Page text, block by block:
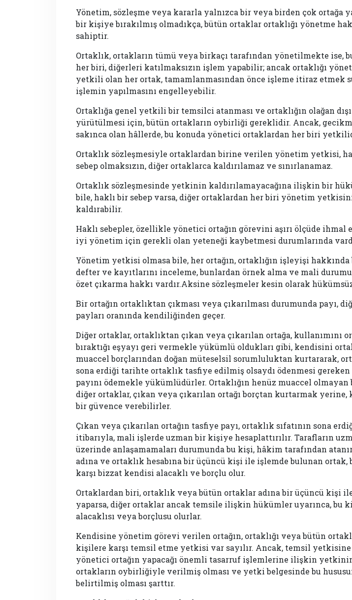
Yönetim, sözleşme veya kararla yalnızca bir veya birden çok ortağa
bir kişiye bırakılmış olmadıkça, bütün ortaklar ortaklığı yönetme
sahiptir.
Ortaklık, ortakların tümü veya birkaçı tarafından yönetilmekte ise,
her biri, diğerleri katılmaksızın işlem yapabilir; ancak ortaklığı
yetkili olan her ortak, tamamlanmasından önce işleme itiraz etmek
işlemin yapılmasını engelleyebilir.
Ortaklığa genel yetkili bir temsilci atanması ve ortaklığın olağan
yürütülmesi için, bütün ortakların oybirliği gereklidir. Ancak,
sakınca olan hâllerde, bu konuda yönetici ortaklardan her biri
Ortaklık sözleşmesiyle ortaklardan birine verilen yönetim yetkisi,
sebep olmaksızın, diğer ortaklarca kaldırılamaz ve sınırlanamaz.
Ortaklık sözleşmesinde yetkinin kaldırılamayacağına ilişkin bir
bile, haklı bir sebep varsa, diğer ortaklardan her biri yönetim
kaldırabilir.
Haklı sebepler, özellikle yönetici ortağın görevini aşırı ölçüde ihmal
iyi yönetim için gerekli olan yeteneği kaybetmesi durumlarında
Yönetim yetkisi olmasa bile, her ortağın, ortaklığın işleyişi
defter ve kayıtlarını inceleme, bunlardan örnek alma ve mali
özet çıkarma hakkı vardır.Aksine sözleşmeler kesin olarak
Bir ortağın ortaklıktan çıkması veya çıkarılması durumunda payı,
payları oranında kendiliğinden geçer.
Diğer ortaklar, ortaklıktan çıkan veya çıkarılan ortağa, kullanımını
bıraktığı eşyayı geri vermekle yükümlü oldukları gibi, kendisini
muaccel borçlarından doğan müteselsil sorumluluktan kurtararak,
sona erdiği tarihte ortaklık tasfiye edilmiş olsaydı ödenmesi
payını ödemekle yükümlüdürler. Ortaklığın henüz muaccel olmayan
diğer ortaklar, çıkan veya çıkarılan ortağı borçtan kurtarmak yerine,
bir güvence verebilirler.
Çıkan veya çıkarılan ortağın tasfiye payı, ortaklık sıfatının sona
itibarıyla, mali işlerde uzman bir kişiye hesaplattırılır. Tarafların
üzerinde anlaşamamaları durumunda bu kişi, hâkim tarafından
adına ve ortaklık hesabına bir üçüncü kişi ile işlemde bulunan ortak,
karşı bizzat kendisi alacaklı ve borçlu olur.
Ortaklardan biri, ortaklık veya bütün ortaklar adına bir üçüncü kişi
yaparsa, diğer ortaklar ancak temsile ilişkin hükümler uyarınca, bu
alacaklısı veya borçlusu olurlar.
Kendisine yönetim görevi verilen ortağın, ortaklığı veya bütün
kişilere karşı temsil etme yetkisi var sayılır. Ancak, temsil
yönetici ortağın yapacağı önemli tasarruf işlemlerine ilişkin
ortakların oybirliğiyle verilmiş olması ve yetki belgesinde bu
belirtilmiş olması şarttır.